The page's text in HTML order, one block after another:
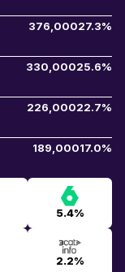
376,00027.3%
330,00025.6%
226,00022.7%
189,00017.0%
5.4%
2.2%